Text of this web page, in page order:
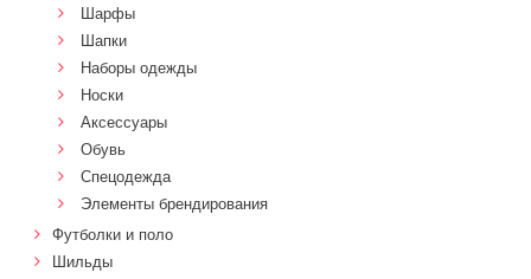
Шарфы
Шапки
Наборы одежды
Носки
Аксессуары
Обувь
Спецодежда
Элементы брендирования
Футболки и поло
Шильды